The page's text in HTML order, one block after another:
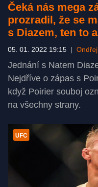
Čeká nás mega
prozradil, že se
s Diazem, ten to
05. 01. 2022 19:15 Ondřej
Jednání s Natem
Nejdříve o zápas s
když Poirier souboj
na všechny strany.
UFC